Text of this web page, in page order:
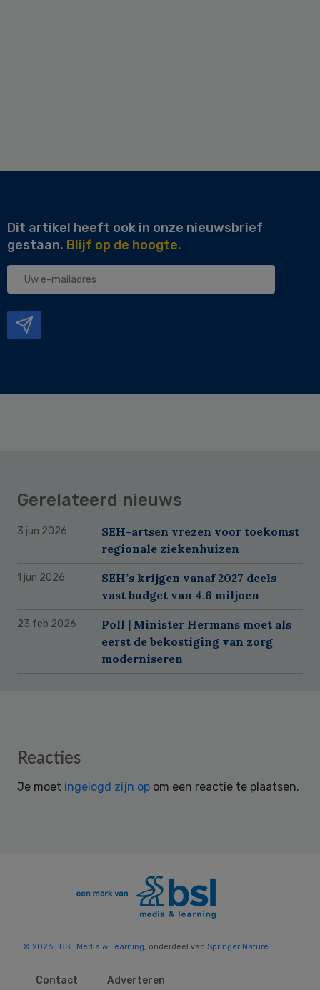
Dit artikel heeft ook in onze nieuwsbrief
gestaan. Blijf op de hoogte.
Uw
Gerelateerd nieuws
3 jun 2026
SEH-artsen vrezen voor toekomst
regionale ziekenhuizen
1 jun 2026
SEH’s krijgen vanaf 2027 deels
vast budget van 4,6 miljoen
23 feb 2026
Poll | Minister Hermans moet als
eerst de bekostiging van zorg
moderniseren
Reader
Reacties
Je moet ingelogd zijn op om een reactie te plaatsen.
© 2026 | BSL Media & Learning, onderdeel van Springer Nature
Contact Adverteren